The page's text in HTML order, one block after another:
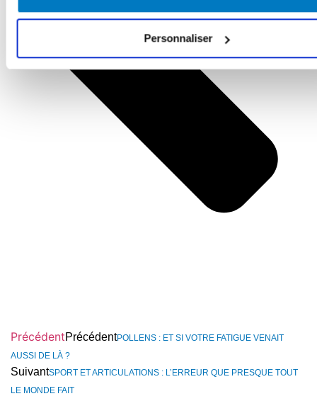
Personnaliser
PrécédentPrécédentPOLLENS : ET SI VOTRE FATIGUE VENAIT
AUSSI DE LÀ ?
SuivantSPORT ET ARTICULATIONS : L’ERREUR QUE PRESQUE TOUT
LE MONDE FAIT